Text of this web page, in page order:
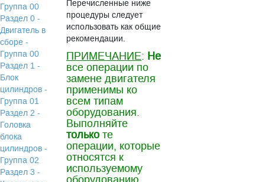
Группа 00
Раздел 0 -
Двигатель в
сборе -
Группа 00
Раздел 1 -
Блок
цилиндров -
Группа 01
Раздел 2 -
Головка
блока
цилиндров -
Группа 02
Раздел 3 -
Перечисленные ниже
процедуры следует
использовать как общие
рекомендации.
ПРИМЕЧАНИЕ: Не
все операции по
замене двигателя
применимы ко
всем типам
оборудования.
Выполняйте
только те
операции, которые
относятся к
используемому